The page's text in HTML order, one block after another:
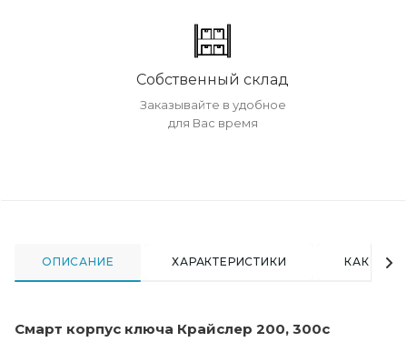
Собственный склад
Заказывайте в удобное
для Вас время
ОПИСАНИЕ ХАРАКТЕРИСТИКИ КАК
Смарт корпус ключа Крайслер 200, 300c